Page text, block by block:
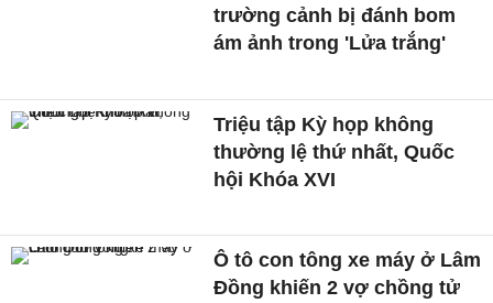
trường cảnh bị đánh bom
ám ảnh trong 'Lửa trắng'
Triệu tập Kỳ họp không
thường lệ thứ nhất, Quốc
hội Khóa XVI
Ô tô con tông xe máy ở Lâm
Đồng khiến 2 vợ chồng tử